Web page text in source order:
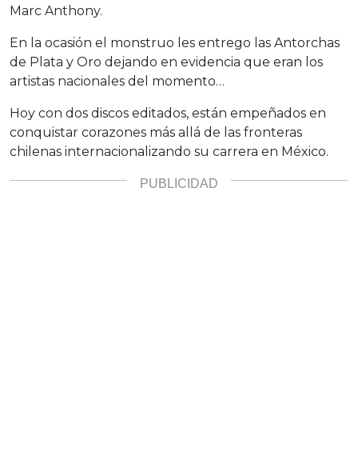
Marc Anthony.
En la ocasión el monstruo les entrego las Antorchas
de Plata y Oro dejando en evidencia que eran los
artistas nacionales del momento…
Hoy con dos discos editados, están empeñados en
conquistar corazones más allá de las fronteras
chilenas internacionalizando su carrera en México.